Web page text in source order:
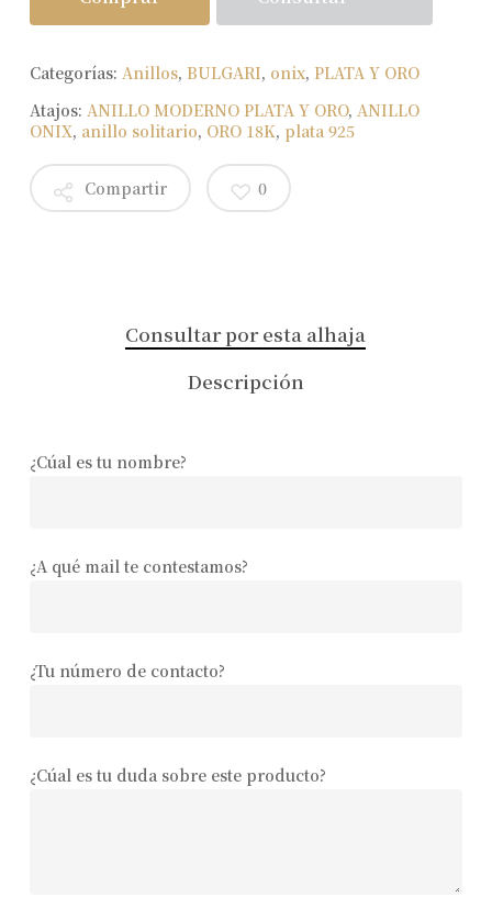
Categorías: Anillos, BULGARI, onix, PLATA Y ORO
Atajos: ANILLO MODERNO PLATA Y ORO, ANILLO
ONIX, anillo solitario, ORO 18K, plata 925
Compartir 0
Consultar por esta alhaja
Descripción
¿Cúal es tu nombre?
¿A qué mail te contestamos?
¿Tu número de contacto?
¿Cúal es tu duda sobre este producto?